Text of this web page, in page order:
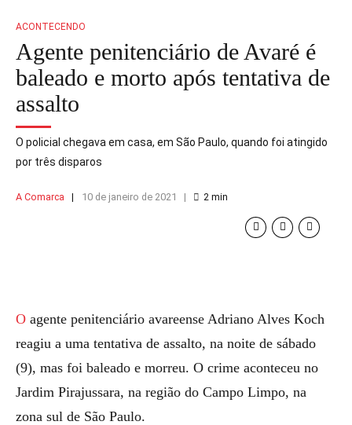
ACONTECENDO
Agente penitenciário de Avaré é
baleado e morto após tentativa de
assalto
O policial chegava em casa, em São Paulo, quando foi atingido
por três disparos
A Comarca 10 de janeiro de 2021 2 min
O agente penitenciário avareense Adriano Alves Koch
reagiu a uma tentativa de assalto, na noite de sábado
(9), mas foi baleado e morreu. O crime aconteceu no
Jardim Pirajussara, na região do Campo Limpo, na
zona sul de São Paulo.